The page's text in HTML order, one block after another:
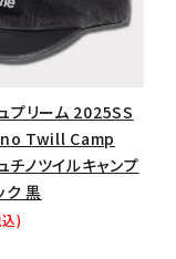
プリーム 2025SS
Twill Camp
チノツイルキャンプ
ク 黒
)